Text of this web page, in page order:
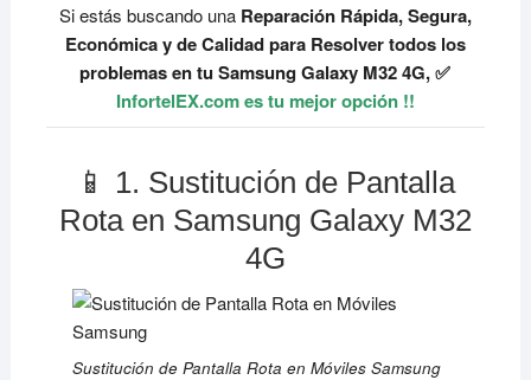
Si estás buscando una Reparación Rápida, Segura,
Económica y de Calidad para Resolver todos los
problemas en tu Samsung Galaxy M32 4G, ✅
InfortelEX.com es tu mejor opción !!
📱 1. Sustitución de Pantalla
Rota en Samsung Galaxy M32
4G
Sustitución de Pantalla Rota en Móviles Samsung